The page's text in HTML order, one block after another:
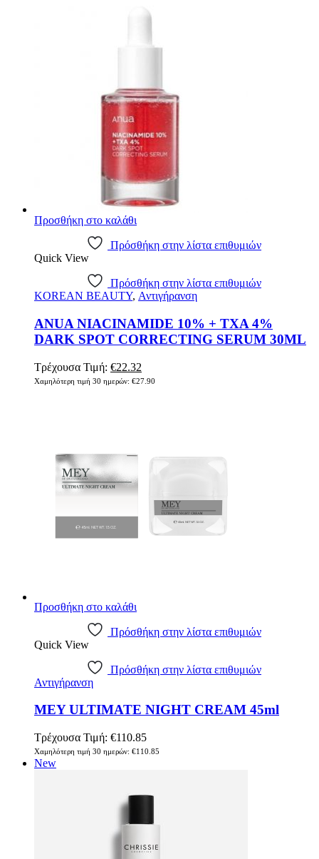
Προσθήκη στο καλάθι
Πρόσθήκη στην λίστα επιθυμιών
Quick View
Πρόσθήκη στην λίστα επιθυμιών
KOREAN BEAUTY, Αντιγήρανση
ANUA NIACINAMIDE 10% + TXA 4%
DARK SPOT CORRECTING SERUM 30ML
Τρέχουσα Τιμή: Original
price
€22.32
τρέχουσα
Χαμηλότερη τιμή 30 ημερών: €27.90
Προσθήκη στο καλάθι
Πρόσθήκη στην λίστα επιθυμιών
Quick View
Πρόσθήκη στην λίστα επιθυμιών
Αντιγήρανση
MEY ULTIMATE NIGHT CREAM 45ml
Τρέχουσα Τιμή: €110.85
Χαμηλότερη τιμή 30 ημερών: €110.85
New